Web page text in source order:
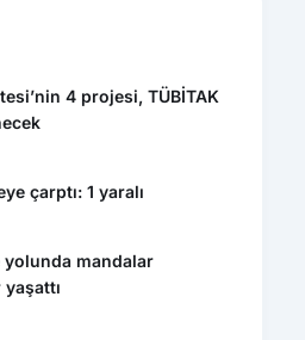
4 projesi, TÜBİTAK
çarptı: 1 yaralı
yolunda mandalar